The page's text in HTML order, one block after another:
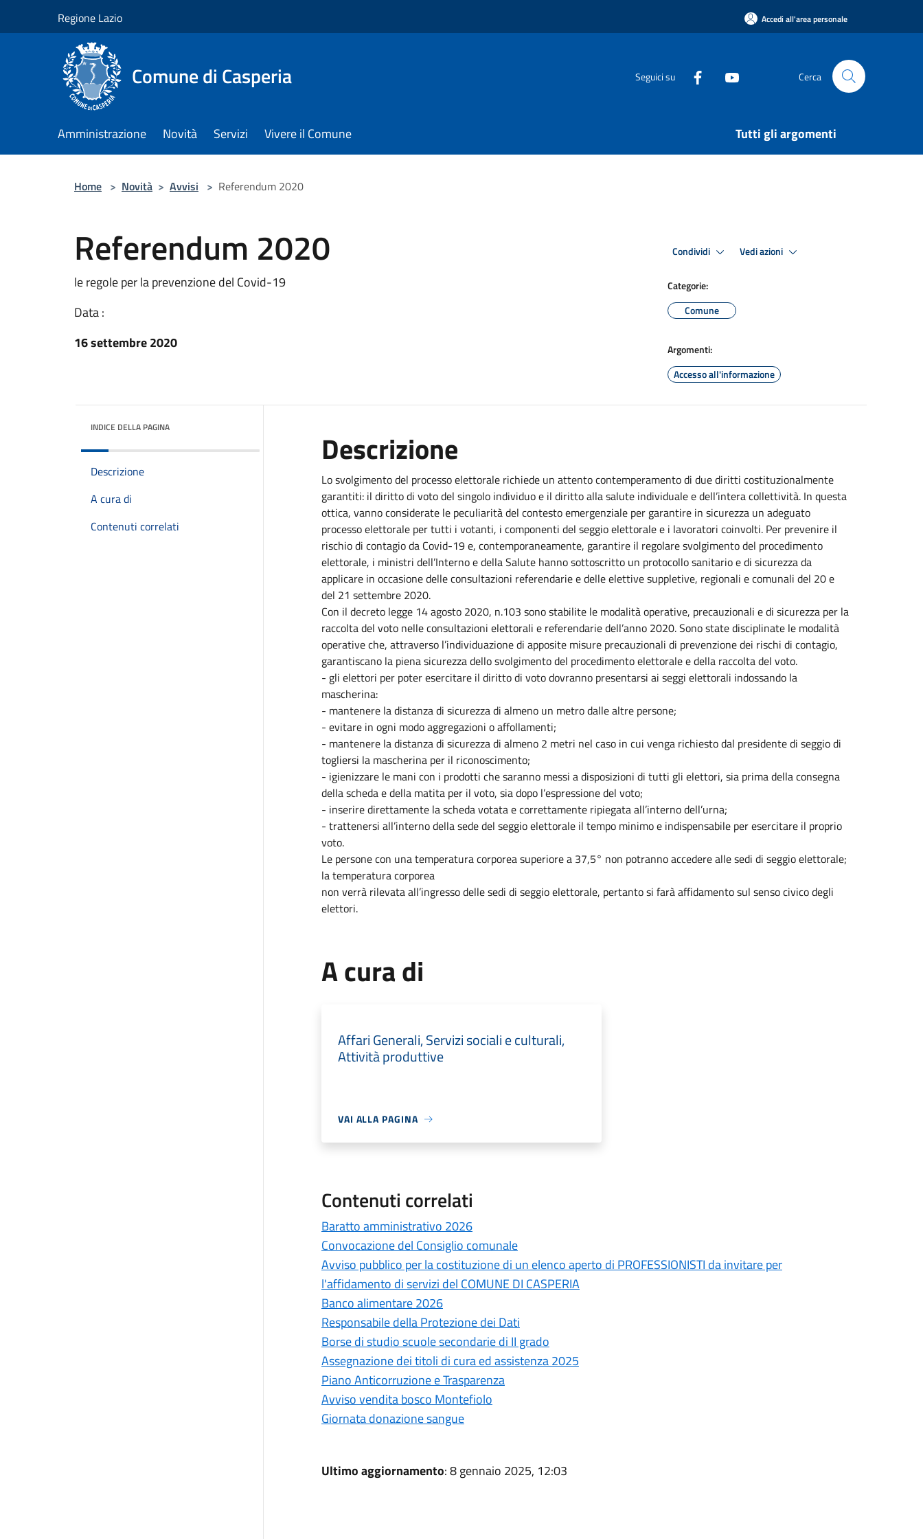
Regione Lazio Accedi all'area personale
Comune di Casperia Seguici su Cerca
Amministrazione Novità Servizi Vivere il Comune Tutti gli argomenti
Home > Novità > Avvisi > Referendum 2020
Referendum 2020
le regole per la prevenzione del Covid-19
Data :
16 settembre 2020
Condividi Vedi azioni
Categorie:
Comune
Argomenti:
Accesso all'informazione
INDICE DELLA PAGINA
Descrizione
A cura di
Contenuti correlati
Descrizione
Lo svolgimento del processo elettorale richiede un attento contemperamento di due diritti costituzionalmente
garantiti: il diritto di voto del singolo individuo e il diritto alla salute individuale e dell’intera collettività. In questa
ottica, vanno considerate le peculiarità del contesto emergenziale per garantire in sicurezza un adeguato
processo elettorale per tutti i votanti, i componenti del seggio elettorale e i lavoratori coinvolti. Per prevenire il
rischio di contagio da Covid-19 e, contemporaneamente, garantire il regolare svolgimento del procedimento
elettorale, i ministri dell’Interno e della Salute hanno sottoscritto un protocollo sanitario e di sicurezza da
applicare in occasione delle consultazioni referendarie e delle elettive suppletive, regionali e comunali del 20 e
del 21 settembre 2020.
Con il decreto legge 14 agosto 2020, n.103 sono stabilite le modalità operative, precauzionali e di sicurezza per la
raccolta del voto nelle consultazioni elettorali e referendarie dell’anno 2020. Sono state disciplinate le modalità
operative che, attraverso l’individuazione di apposite misure precauzionali di prevenzione dei rischi di contagio,
garantiscano la piena sicurezza dello svolgimento del procedimento elettorale e della raccolta del voto.
- gli elettori per poter esercitare il diritto di voto dovranno presentarsi ai seggi elettorali indossando la
mascherina:
- mantenere la distanza di sicurezza di almeno un metro dalle altre persone;
- evitare in ogni modo aggregazioni o affollamenti;
- mantenere la distanza di sicurezza di almeno 2 metri nel caso in cui venga richiesto dal presidente di seggio di
togliersi la mascherina per il riconoscimento;
- igienizzare le mani con i prodotti che saranno messi a disposizioni di tutti gli elettori, sia prima della consegna
della scheda e della matita per il voto, sia dopo l’espressione del voto;
- inserire direttamente la scheda votata e correttamente ripiegata all’interno dell’urna;
- trattenersi all’interno della sede del seggio elettorale il tempo minimo e indispensabile per esercitare il proprio
voto.
Le persone con una temperatura corporea superiore a 37,5° non potranno accedere alle sedi di seggio elettorale;
la temperatura corporea
non verrà rilevata all’ingresso delle sedi di seggio elettorale, pertanto si farà affidamento sul senso civico degli
elettori.
A cura di
Affari Generali, Servizi sociali e culturali,
Attività produttive
VAI ALLA PAGINA
Contenuti correlati
Baratto amministrativo 2026
Convocazione del Consiglio comunale
Avviso pubblico per la costituzione di un elenco aperto di PROFESSIONISTI da invitare per
l'affidamento di servizi del COMUNE DI CASPERIA
Banco alimentare 2026
Responsabile della Protezione dei Dati
Borse di studio scuole secondarie di II grado
Assegnazione dei titoli di cura ed assistenza 2025
Piano Anticorruzione e Trasparenza
Avviso vendita bosco Montefiolo
Giornata donazione sangue
Ultimo aggiornamento: 8 gennaio 2025, 12:03